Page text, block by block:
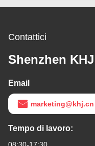
Contattici
Shenzhen
Email
marketing@khj.cn
Tempo di lavoro: